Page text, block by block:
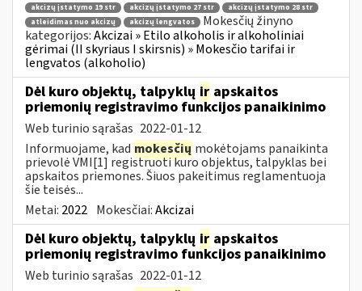
akcizų įstatymo 19 str
akcizų įstatymo 27 str
akcizų įstatymo 28 str
atleidimas nuo akcizų
akcizų lengvatos
Mokesčių žinyno
kategorijos:Akcizai » Etilo alkoholis ir alkoholiniai
gėrimai (II skyriaus I skirsnis) » Mokesčio tarifai ir
lengvatos (alkoholio)
Dėl kuro objektų, talpyklų ir apskaitos
priemonių registravimo funkcijos panaikinimo
Web turinio sąrašas 2022-01-12
Informuojame, kad mokesčių mokėtojams panaikinta
prievolė VMI[1] registruoti kuro objektus, talpyklas bei
apskaitos priemones. Šiuos pakeitimus reglamentuoja
šie teisės...
Metai: 2022 Mokesčiai:Akcizai
Dėl kuro objektų, talpyklų ir apskaitos
priemonių registravimo funkcijos panaikinimo
Web turinio sąrašas 2022-01-12